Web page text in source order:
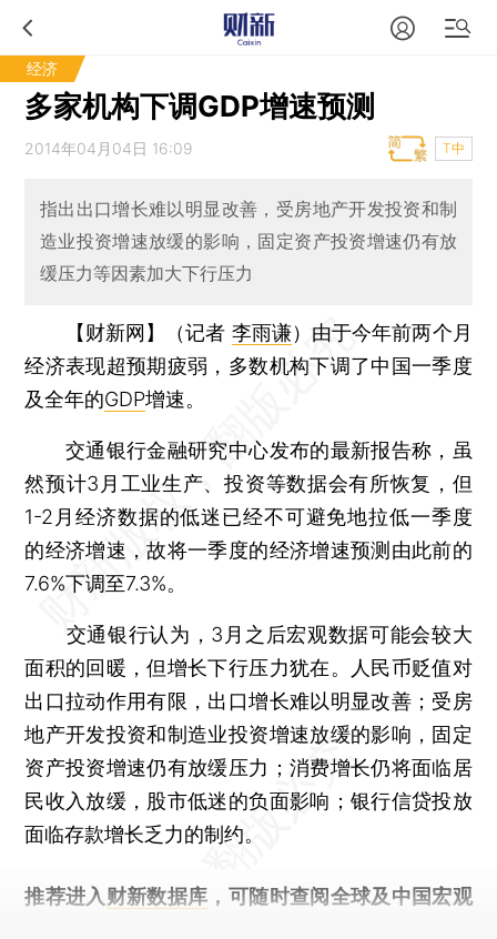
经济
多家机构下调GDP增速预测
2014年04月04日 16:09 T中
指出出口增长难以明显改善，受房地产开发投资和制
造业投资增速放缓的影响，固定资产投资增速仍有放
缓压力等因素加大下行压力
【财新网】（记者 李雨谦） 由于今年前两个月
经济表现超预期疲弱，多数机构下调了中国一季度
及全年的GDP增速。
交通银行金融研究中心发布的最新报告称，虽
然预计3月工业生产、投资等数据会有所恢复，但
1-2月经济数据的低迷已经不可避免地拉低一季度
的经济增速，故将一季度的经济增速预测由此前的
7.6%下调至7.3%。
交通银行认为，3月之后宏观数据可能会较大
面积的回暖，但增长下行压力犹在。人民币贬值对
出口拉动作用有限，出口增长难以明显改善；受房
地产开发投资和制造业投资增速放缓的影响，固定
资产投资增速仍有放缓压力；消费增长仍将面临居
民收入放缓，股市低迷的负面影响；银行信贷投放
面临存款增长乏力的制约。
推荐进入 财新数据库 ，可随时查阅全球及中国宏观